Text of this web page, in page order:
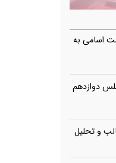
اسامی به
دوازدهم
و تحلیل